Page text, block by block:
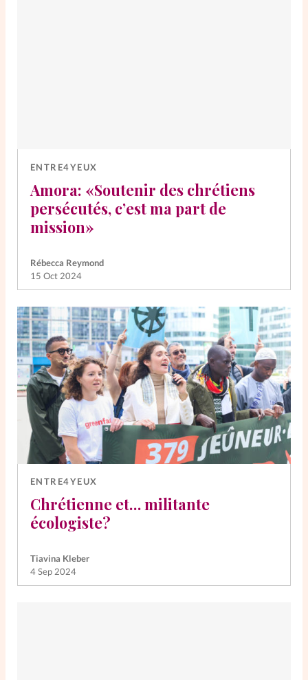
ENTRE4YEUX
Amora: «Soutenir des chrétiens
persécutés, c’est ma part de
mission»
Rébecca Reymond
15 Oct 2024
ENTRE4YEUX
Chrétienne et… militante
écologiste?
Tiavina Kleber
4 Sep 2024